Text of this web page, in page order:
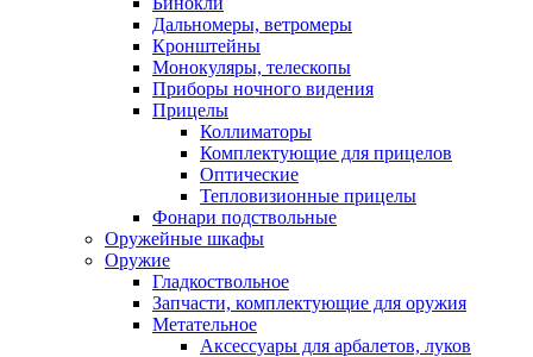
Дальномеры, ветромеры
Кронштейны
Монокуляры, телескопы
Приборы ночного видения
Прицелы
Коллиматоры
Комплектующие для прицелов
Оптические
Тепловизионные прицелы
Фонари подствольные
Оружейные шкафы
Оружие
Гладкоствольное
Запчасти, комплектующие для оружия
Метательное
Аксессуары для арбалетов, луков